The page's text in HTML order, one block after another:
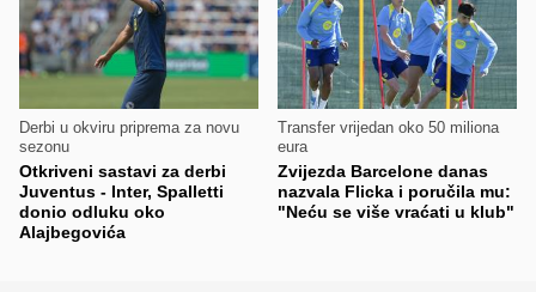
Derbi u okviru priprema za novu
sezonu
Otkriveni sastavi za derbi
Juventus - Inter, Spalletti
donio odluku oko
Alajbegovića
Transfer vrijedan oko 50 miliona
eura
Zvijezda Barcelone danas
nazvala Flicka i poručila mu:
"Neću se više vraćati u klub"